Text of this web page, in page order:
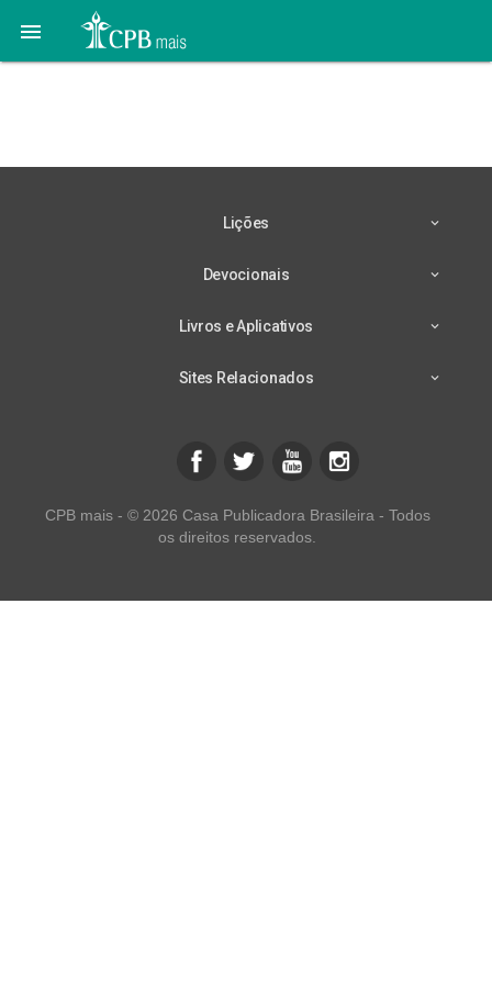

Lições
Devocionais
Livros e Aplicativos
Sites Relacionados
CPB mais - © 2026 Casa Publicadora Brasileira - Todos
os direitos reservados.